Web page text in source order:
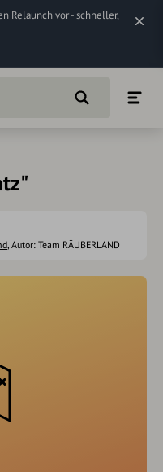
Relaunch vor - schneller,
, Autor: Team RÄUBERLAND